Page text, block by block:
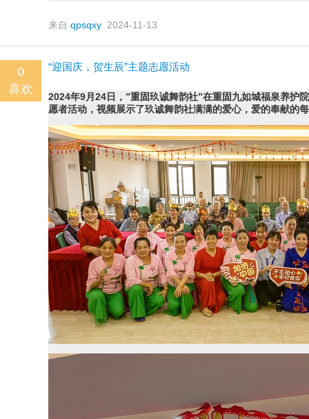
来自 qpsqxy 2024-11-13
“迎国庆，贺生辰”主题志愿活动
2024年9月24日，”重固玖诚舞韵社”在重固九如城福泉养护
愿者活动，视频展示了玖诚舞韵社满满的爱心，爱的奉献的
0
喜欢